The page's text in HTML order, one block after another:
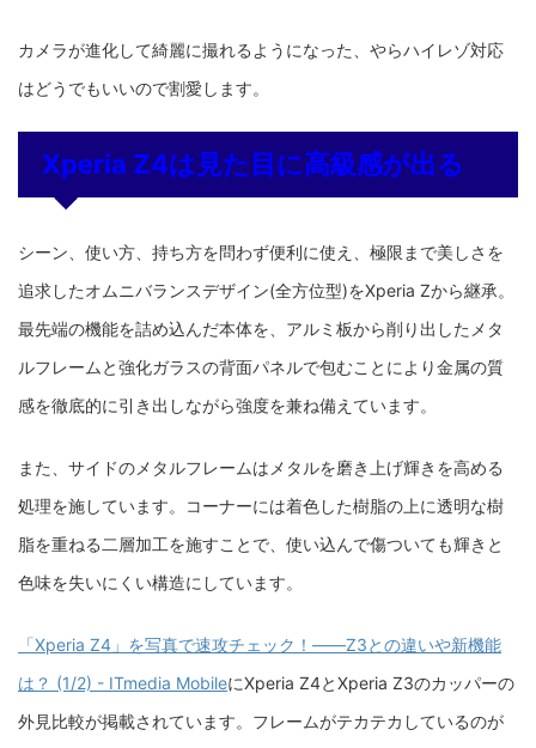
カメラが進化して綺麗に撮れるようになった、やらハイレゾ対応
はどうでもいいので割愛します。
Xperia Z4は見た目に高級感が出る
シーン、使い方、持ち方を問わず便利に使え、極限まで美しさを
追求したオムニバランスデザイン(全方位型)をXperia Zから継承。
最先端の機能を詰め込んだ本体を、アルミ板から削り出したメタ
ルフレームと強化ガラスの背面パネルで包むことにより金属の質
感を徹底的に引き出しながら強度を兼ね備えています。
また、サイドのメタルフレームはメタルを磨き上げ輝きを高める
処理を施しています。コーナーには着色した樹脂の上に透明な樹
脂を重ねる二層加工を施すことで、使い込んで傷ついても輝きと
色味を失いにくい構造にしています。
「Xperia Z4」を写真で速攻チェック！――Z3との違いや新機能
は？ (1/2) - ITmedia MobileにXperia Z4とXperia Z3のカッパーの
外見比較が掲載されています。フレームがテカテカしているのが